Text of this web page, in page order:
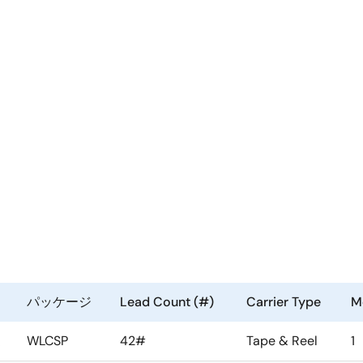
パッケージ Lead Count (#) Carrier Type
WLCSP 42# Tape & Reel 1